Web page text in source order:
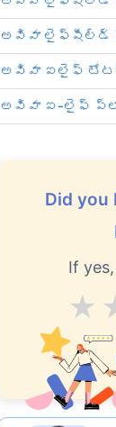
అవివా లైఫ్‌షీల్డ్
అవివా ఐలైఫ్
అవివా ఐ-లైఫ్
Did you
If